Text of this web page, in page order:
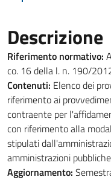
Descrizione
Riferimento normativo:
co. 16 della l. n. 190/
Contenuti: Elenco dei
riferimento ai
contraente per
con riferimento alla
stipulati
amministrazioni
Aggiornamento: